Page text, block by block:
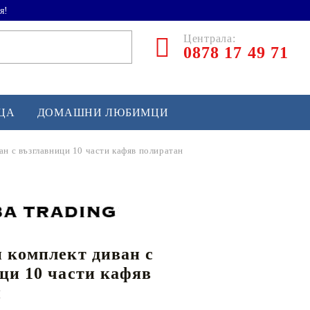
Централа:
0878 17 49 71
и софтбол
и лакрос
спортно оборудване
ДОМАШНИ ЛЮБИМЦИ
с възглавници 10 части кафяв полиратан
комплект диван с
10 части кафяв